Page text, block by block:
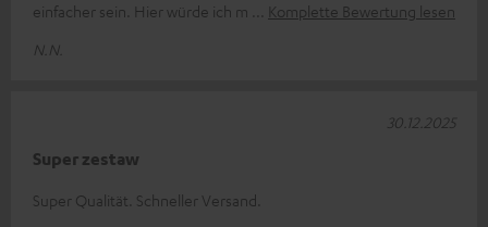
einfacher sein. Hier würde ich m
Komplette Bewertung lesen
N.N.
Super zestaw
Super Qualität. Schneller Versand.
30.12.2025